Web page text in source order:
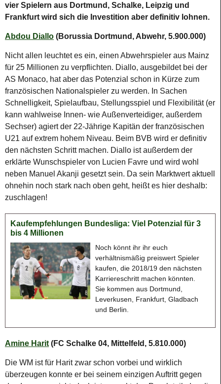
vier Spielern aus Dortmund, Schalke, Leipzig und
Frankfurt wird sich die Investition aber definitiv lohnen.
Abdou Diallo (Borussia Dortmund, Abwehr, 5.900.000)
Nicht allen leuchtet es ein, einen Abwehrspieler aus Mainz
für 25 Millionen zu verpflichten. Diallo, ausgebildet bei der
AS Monaco, hat aber das Potenzial schon in Kürze zum
französischen Nationalspieler zu werden. In Sachen
Schnelligkeit, Spielaufbau, Stellungsspiel und Flexibilität (er
kann wahlweise Innen- wie Außenverteidiger, außerdem
Sechser) agiert der 22-Jährige Kapitän der französischen
U21 auf extrem hohem Niveau. Beim BVB wird er definitiv
den nächsten Schritt machen. Diallo ist außerdem der
erklärte Wunschspieler von Lucien Favre und wird wohl
neben Manuel Akanji gesetzt sein. Da sein Marktwert aktuell
ohnehin noch stark nach oben geht, heißt es hier deshalb:
zuschlagen!
Kaufempfehlungen Bundesliga: Viel Potenzial für 3
bis 4 Millionen
Noch könnt ihr ihr euch
verhältnismäßig preiswert Spieler
kaufen, die 2018/19 den nächsten
Karriereschritt machen könnten.
Sie kommen aus Dortmund,
Leverkusen, Frankfurt, Gladbach
und Berlin.
Amine Harit (FC Schalke 04, Mittelfeld, 5.810.000)
Die WM ist für Harit zwar schon vorbei und wirklich
überzeugen konnte er bei seinem einzigen Auftritt gegen